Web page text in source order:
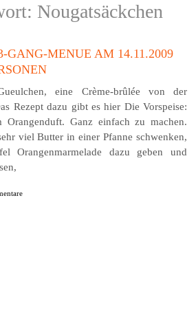
Nougatsäckchen
GANG-MENUE AM 14.11.2009
eine Crème-brûlée von der
Rezept dazu gibt es hier Die Vorspeise:
Orangenduft. Ganz einfach zu machen.
viel Butter in einer Pfanne schwenken,
Orangenmarmelade dazu geben und